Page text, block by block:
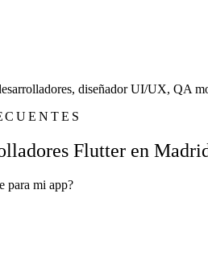
diseñador UI/UX, QA
Flutter en
para mi app?